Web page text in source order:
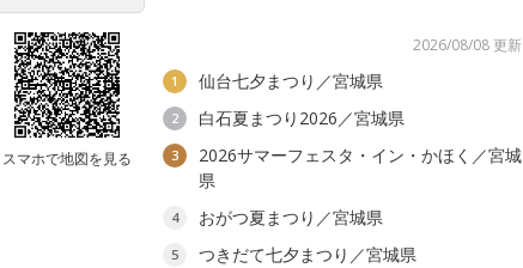
スマホで地図を見る
2026/08/08 更新
1 仙台七夕まつり／宮城県
2 白石夏まつり2026／宮城県
3
2026サマーフェスタ・イン・かほく／宮城
県
4 おがつ夏まつり／宮城県
5
つきだて七夕まつり／宮城県